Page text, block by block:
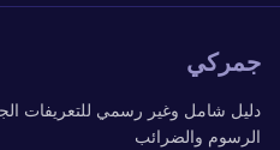
جمركي
دليل شامل وغير رسمي للتعريفات
الرسوم والضرائب